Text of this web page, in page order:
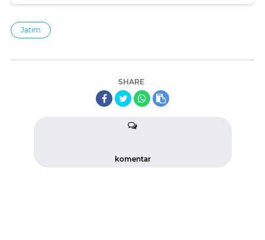
Jatim
SHARE
komentar